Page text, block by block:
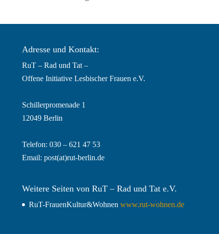
Adresse und Kontakt:
RuT – Rad und Tat –
Offene Initiative Lesbischer Frauen e.V.
Schillerpromenade 1
12049 Berlin
Telefon: 030 – 621 47 53
Email: post(at)rut-berlin.de
Weitere Seiten von RuT – Rad und Tat e.V.
RuT-FrauenKultur&Wohnen www.rut-wohnen.de